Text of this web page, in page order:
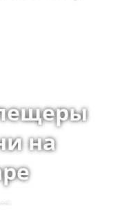
на